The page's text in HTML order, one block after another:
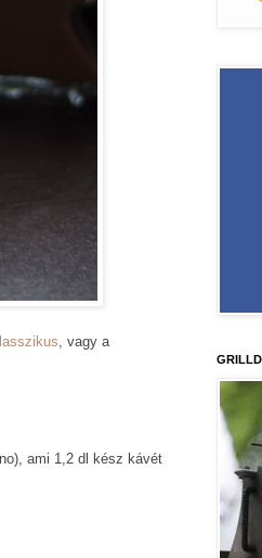
, vagy a
ami 1,2 dl kész kávét